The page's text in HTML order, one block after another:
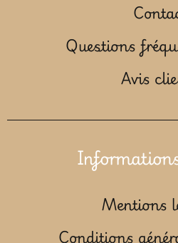
Questions
Avis
Mentions
Conditions